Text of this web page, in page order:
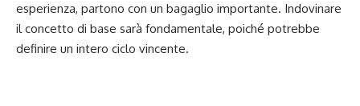
esperienza, partono con un bagaglio importante. Indovinare
il concetto di base sarà fondamentale, poiché potrebbe
definire un intero ciclo vincente.